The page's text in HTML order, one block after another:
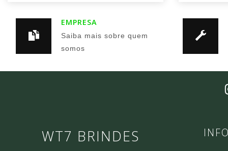
EMPRESA
Saiba mais sobre quem
somos
WT7 BRINDES